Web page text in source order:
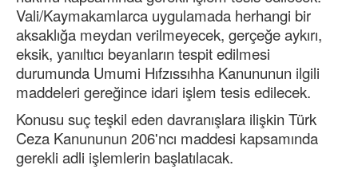
Vali/Kaymakamlarca uygulamada herhangi bir
aksaklığa meydan verilmeyecek, gerçeğe aykırı,
eksik, yanıltıcı beyanların tespit edilmesi
durumunda Umumi Hıfzıssıhha Kanununun ilgili
maddeleri gereğince idari işlem tesis edilecek.
Konusu suç teşkil eden davranışlara ilişkin Türk
Ceza Kanununun 206'ncı maddesi kapsamında
gerekli adli işlemlerin başlatılacak.